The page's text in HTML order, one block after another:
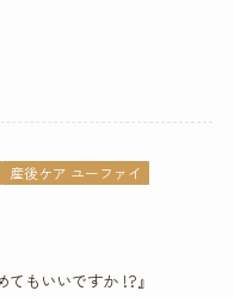
産後ケア ユーファイ
てもいいですか !?』